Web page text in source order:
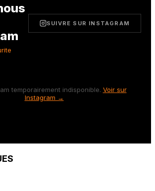
SUIVRE SUR INSTAGRAM
temporairement indisponible. Voir sur
Instagram →